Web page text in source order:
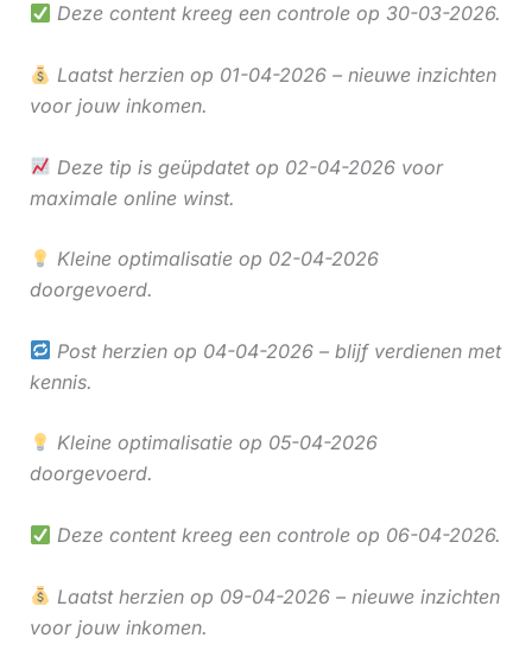
Deze content kreeg een controle op 30-03-2026.
Laatst herzien op 01-04-2026 – nieuwe inzichten
voor jouw inkomen.
Deze tip is geüpdatet op 02-04-2026 voor
maximale online winst.
Kleine optimalisatie op 02-04-2026
doorgevoerd.
Post herzien op 04-04-2026 – blijf verdienen met
kennis.
Kleine optimalisatie op 05-04-2026
doorgevoerd.
Deze content kreeg een controle op 06-04-2026.
Laatst herzien op 09-04-2026 – nieuwe inzichten
voor jouw inkomen.